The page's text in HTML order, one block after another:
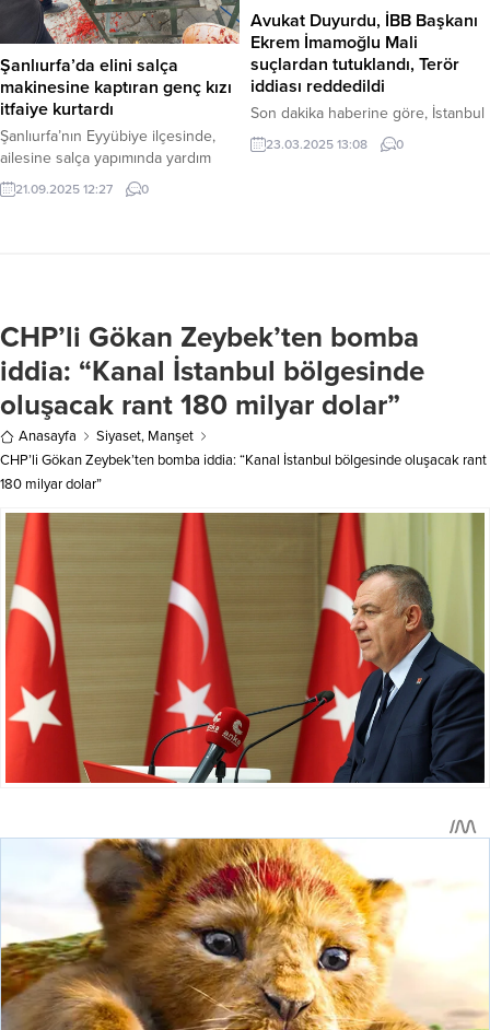
Müdürlüğü Asayiş Şube Müdürlüğü
ekipleri, Harran Cumhuriyet
Haber Merkezi –...
Şanlıurfa’da elini salça
makinesine kaptıran genç kızı
itfaiye kurtardı
Şanlıurfa’nın Eyyübiye ilçesinde,
ailesine salça yapımında yardım
eden 16 yaşındaki bir kız çocuğu,
elini salça makinesinin
ilçesine bağlı Asya Mahallesi’nde
bir evde meydana geldi. Edinilen
bilgiye göre, 16 yaşındaki Ayşenur
K.,...
21.09.2025 12:27 0
Avukat Duyurdu, İBB Başkanı
Ekrem İmamoğlu Mali
suçlardan tutuklandı, Terör
iddiası reddedildi
Son dakika haberine göre, İstanbul
Büyükşehir Belediye Başkanı (İBB)
ve Türkiye Belediyeler Birliği
bilgilere göre, İBB Başkanı Ekrem
soruşturma kapsamında mali
suçlar...
23.03.2025 13:08 0
CHP’li Gökan Zeybek’ten bomba
iddia: “Kanal İstanbul bölgesinde
oluşacak rant 180 milyar dolar”
Anasayfa Siyaset, Manşet
CHP’li Gökan Zeybek’ten bomba iddia: “Kanal İstanbul bölgesinde oluşacak rant
180 milyar dolar”